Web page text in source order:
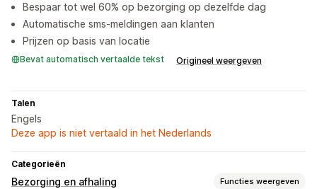
Bespaar tot wel 60% op bezorging op dezelfde dag
Automatische sms-meldingen aan klanten
Prijzen op basis van locatie
Bevat automatisch vertaalde tekst Origineel weergeven
Talen
Engels
Deze app is niet vertaald in het Nederlands
Categorieën
Bezorging en afhaling Functies weergeven